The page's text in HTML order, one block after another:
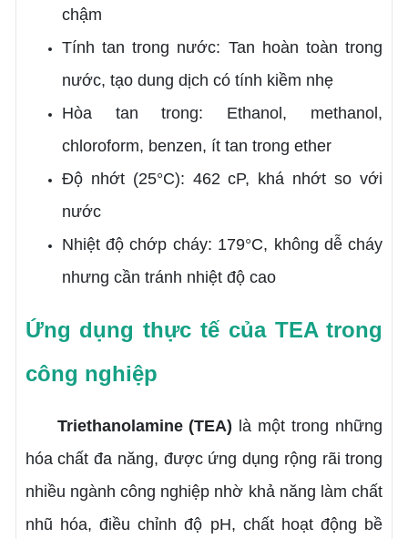
chậm
Tính tan trong nước: Tan hoàn toàn trong
nước, tạo dung dịch có tính kiềm nhẹ
Hòa tan trong: Ethanol, methanol,
chloroform, benzen, ít tan trong ether
Độ nhớt (25°C): 462 cP, khá nhớt so với
nước
Nhiệt độ chớp cháy: 179°C, không dễ cháy
nhưng cần tránh nhiệt độ cao
Ứng dụng thực tế của TEA trong
công nghiệp
Triethanolamine (TEA) là một trong những
hóa chất đa năng, được ứng dụng rộng rãi trong
nhiều ngành công nghiệp nhờ khả năng làm chất
nhũ hóa, điều chỉnh độ pH, chất hoạt động bề